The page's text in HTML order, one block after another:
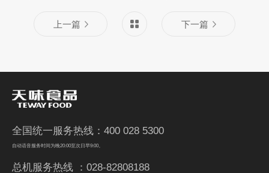
上一篇 下一篇
全国统一服务热线：400 028 5300
自动语音服务时间为晚20:00至次日早9:00。
总机服务热线 ：028-82808188